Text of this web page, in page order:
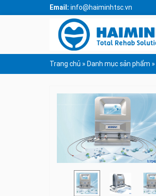
Email: info@haiminhtsc.vn
Trang chủ » Danh mục sản phẩm »